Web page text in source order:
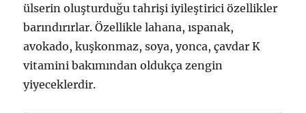
ülserin oluşturduğu tahrişi iyileştirici özellikler
barındırırlar. Özellikle lahana, ıspanak,
avokado, kuşkonmaz, soya, yonca, çavdar K
vitamini bakımından oldukça zengin
yiyeceklerdir.